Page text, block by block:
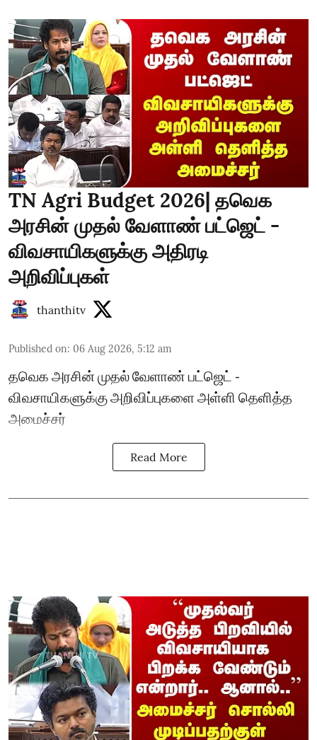
TN Agri Budget 2026| தவெக
அரசின் முதல் வேளாண் பட்ஜெட் -
விவசாயிகளுக்கு அதிரடி
அறிவிப்புகள்
thanthitv
Published on: 06 Aug 2026, 5:12 am
தவெக அரசின் முதல் வேளாண் பட்ஜெட் -
விவசாயிகளுக்கு அறிவிப்புகளை அள்ளி தெளித்த
அமைச்சர்
Read More